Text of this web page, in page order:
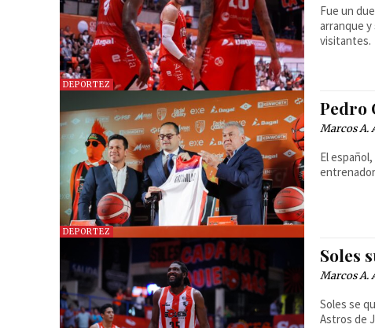
DEPORTEZ
Fue un
arranque
visitantes.
DEPORTEZ
Pedro
Marcos A.
El
Soles
Marcos A.
Soles se
Astros de